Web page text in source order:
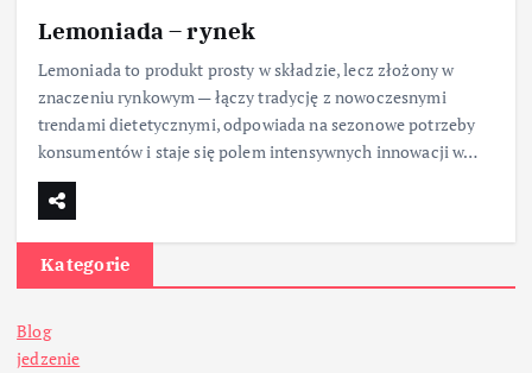
Lemoniada – rynek
Lemoniada to produkt prosty w składzie, lecz złożony w
znaczeniu rynkowym — łączy tradycję z nowoczesnymi
trendami dietetycznymi, odpowiada na sezonowe potrzeby
konsumentów i staje się polem intensywnych innowacji w…
Kategorie
Blog
jedzenie